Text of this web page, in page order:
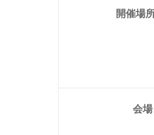
開催場
会場